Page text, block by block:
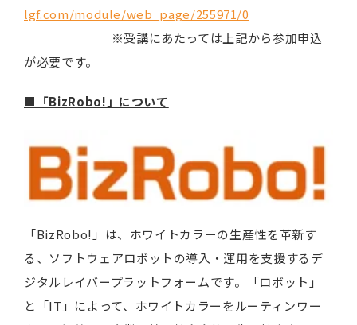
lgf.com/module/web_page/255971/0
※受講にあたっては上記から参加申込
が必要です。
■「BizRobo!」について
「BizRobo!」は、ホワイトカラーの生産性を革新す
る、ソフトウェアロボットの導入・運用を支援するデ
ジタルレイバープラットフォームです。「ロボット」
と「IT」によって、ホワイトカラーをルーティンワー